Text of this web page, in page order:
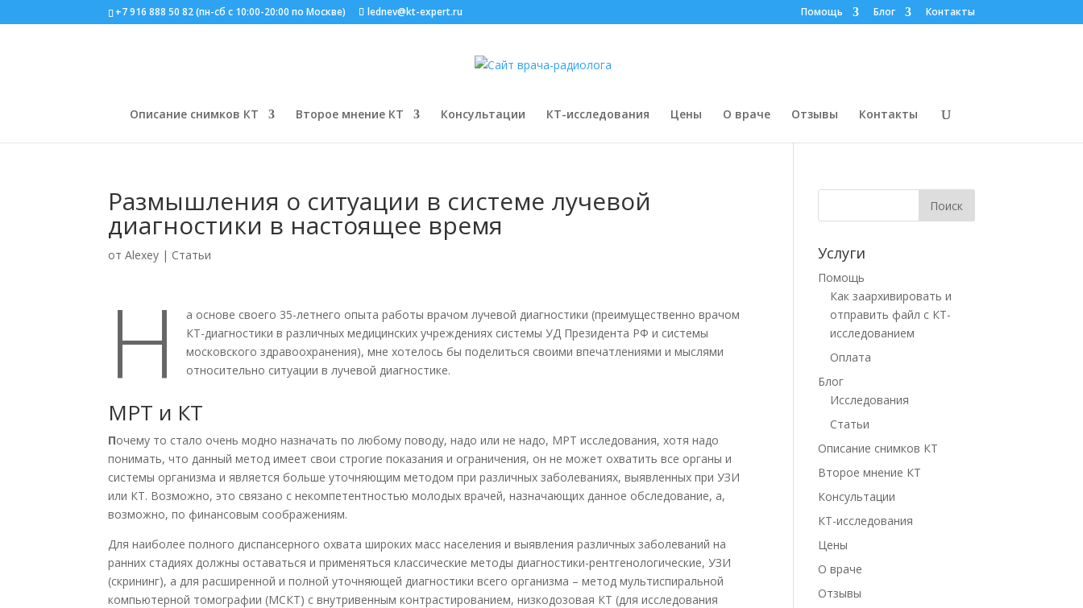
+7 916 888 50 82 (пн-сб с 10:00-20:00 по Москве) lednev@kt-expert.ru Помощь Блог Контакты
Описание снимков КТ Второе мнение КТ Консультации КТ-исследования Цены О враче Отзывы Контакты
Размышления о ситуации в системе лучевой
диагностики в настоящее время
отAlexey | Статьи
Н
а основе своего 35-летнего опыта работы врачом лучевой диагностики (преимущественно врачом
КТ-диагностики в различных медицинских учреждениях системы УД Президента РФ и системы
московского здравоохранения), мне хотелось бы поделиться своими впечатлениями и мыслями
относительно ситуации в лучевой диагностике.
МРТ и КТ
Почему то стало очень модно назначать по любому поводу, надо или не надо, МРТ исследования, хотя надо
понимать, что данный метод имеет свои строгие показания и ограничения, он не может охватить все органы и
системы организма и является больше уточняющим методом при различных заболеваниях, выявленных при УЗИ
или КТ. Возможно, это связано с некомпетентностью молодых врачей, назначающих данное обследование, а,
возможно, по финансовым соображениям.
Для наиболее полного диспансерного охвата широких масс населения и выявления различных заболеваний на
ранних стадиях должны оставаться и применяться классические методы диагностики-рентгенологические, УЗИ
(скрининг), а для расширенной и полной уточняющей диагностики всего организма – метод мультиспиральной
компьютерной томографии (МСКТ) с внутривенным контрастированием, низкодозовая КТ (для исследования
Услуги
Помощь
Как заархивировать и
отправить файл с КТ-
исследованием
Оплата
Блог
Исследования
Статьи
Описание снимков КТ
Второе мнение КТ
Консультации
КТ-исследования
Цены
О враче
Отзывы